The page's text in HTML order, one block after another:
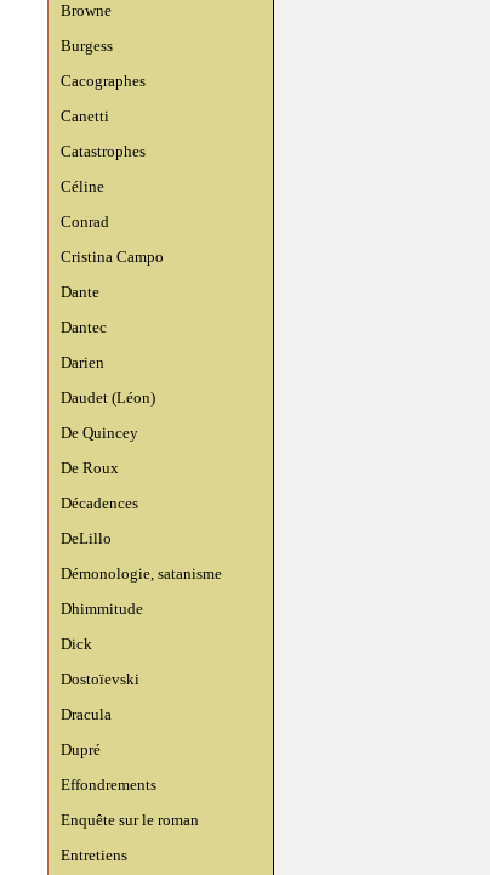
Browne
Burgess
Cacographes
Canetti
Catastrophes
Céline
Conrad
Cristina Campo
Dante
Dantec
Darien
Daudet (Léon)
De Quincey
De Roux
Décadences
DeLillo
Démonologie, satanisme
Dhimmitude
Dick
Dostoïevski
Dracula
Dupré
Effondrements
Enquête sur le roman
Entretiens